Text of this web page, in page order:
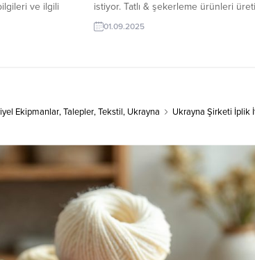
ve ilgili
ve dağıtım
istiyor. Tatlı & şekerleme ürünleri
olan Türk şirketler için Gürcistan’dan
gelen bu talep yeni bir ihracat pazarı
TalepleriGürcistan’dan Gelen İthalat
Talepleri Şekerleme...
01.09.2025
Ekipmanlar,Talepler,Tekstil, Ukrayna Ukrayna Şirketi İplik